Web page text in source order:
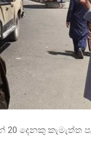
20 දෙනකු කැමැත්ත